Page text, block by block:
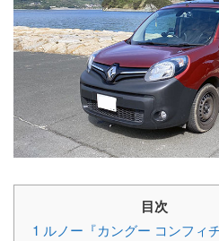
目次
1 ルノー『カングー コンフィ